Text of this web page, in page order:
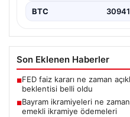
BTC
Son Eklenen Haberler
■FED faiz kararı ne zaman
beklentisi belli oldu
■Bayram ikramiyeleri ne
emekli ikramiye ödemeleri